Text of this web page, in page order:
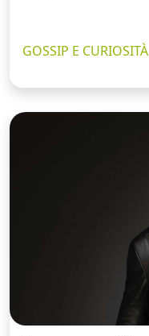
GOSSIP E CURIOSITÀ